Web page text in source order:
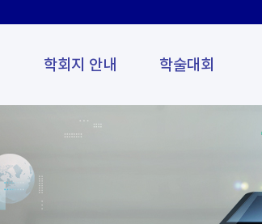
학회지 안내 학술대회